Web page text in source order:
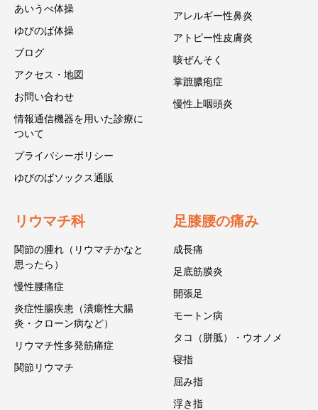
あいうべ体操
ゆびのば体操
ブログ
アクセス・地図
お問い合わせ
情報通信機器を用いた診療に
ついて
プライバシーポリシー
ゆびのばソックス通販
アレルギー性鼻炎
アトピー性皮膚炎
咳ぜんそく
掌蹠膿疱症
慢性上咽頭炎
リウマチ科
関節の腫れ（リウマチかなと
思ったら）
慢性腰痛症
炎症性腸疾患（潰瘍性大腸
炎・クローン病など）
リウマチ性多発筋痛症
関節リウマチ
足膝腰の痛み
成長痛
足底筋膜炎
開張足
モートン病
タコ（胼胝）・ウオノメ
寝指
屈み指
浮き指